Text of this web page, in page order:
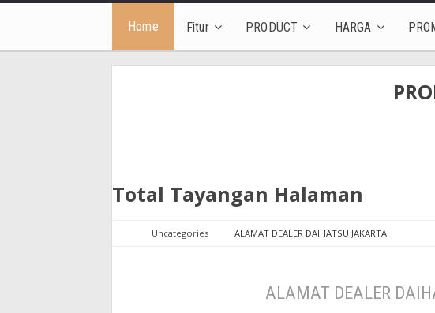
Home Fitur PRODUCT HARGA
Total Tayangan Halaman
Uncategories ALAMAT DEALER DAIHATSU JAKARTA
ALAMAT DEALER